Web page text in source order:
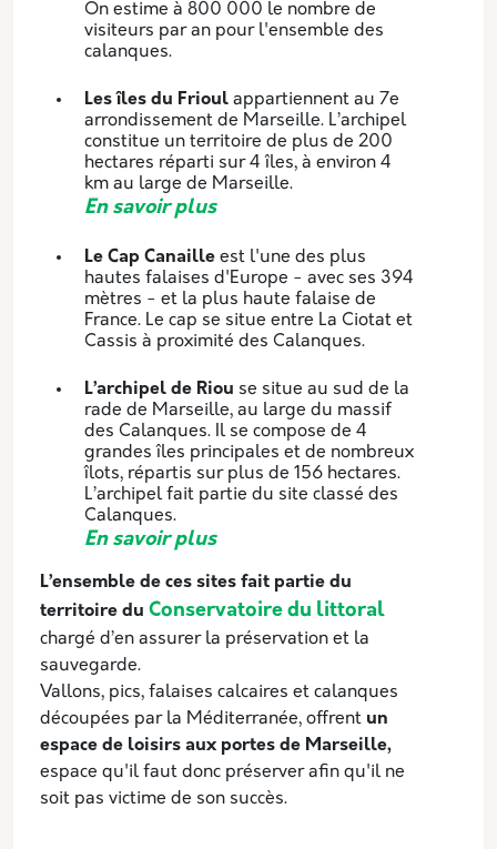
On estime à 800 000 le nombre de
visiteurs par an pour l'ensemble des
calanques.
Les îles du Frioul appartiennent au 7e
arrondissement de Marseille. L’archipel
constitue un territoire de plus de 200
hectares réparti sur 4 îles, à environ 4
km au large de Marseille.
En savoir plus­
Le Cap Canaille est l'une des plus
hautes falaises d'Europe - avec ses 394
mètres - et la plus haute falaise de
France. Le cap se situe entre La Ciotat et
Cassis à proximité des Calanques.
L’archipel de Riou se situe au sud de la
rade de Marseille, au large du massif
des Calanques. Il se compose de 4
grandes îles principales et de nombreux
îlots, répartis sur plus de 156 hectares.
L’archipel fait partie du site classé des
Calanques.
En savoir plus
L’ensemble de ces sites fait partie du
territoire du Conservatoire du littoral
chargé d’en assurer la préservation et la
sauvegarde.
Vallons, pics, falaises calcaires et calanques
découpées par la Méditerranée, offrent un
espace de loisirs aux portes de Marseille,
espace qu'il faut donc préserver afin qu'il ne
soit pas victime de son succès.